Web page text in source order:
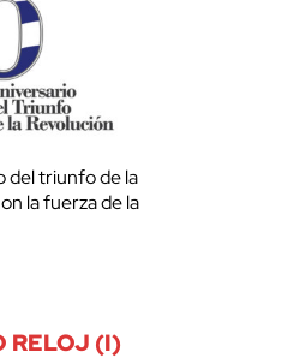
del triunfo de la
la fuerza de la
RELOJ (I)